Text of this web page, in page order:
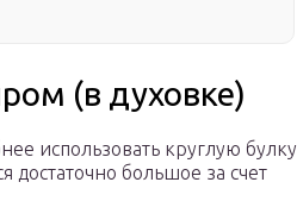
(в духовке)
использовать круглую булку
достаточно большое за счет